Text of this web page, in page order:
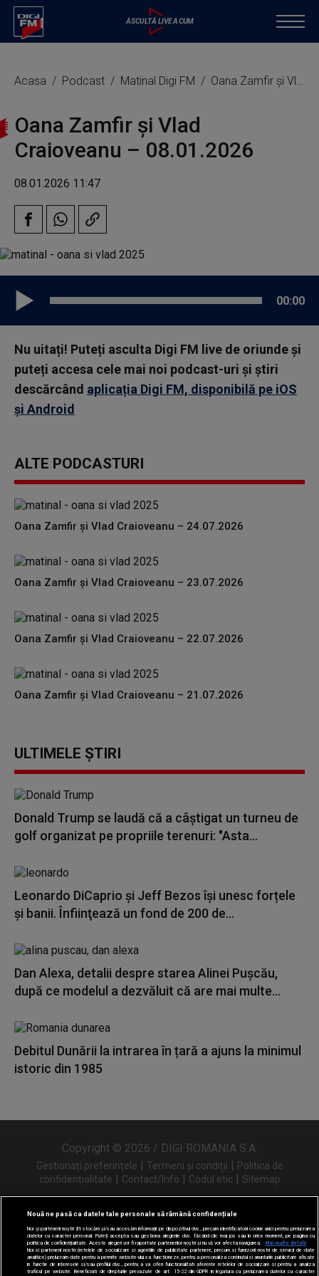
Acasa Podcast Matinal Digi FM Oana Zamfir și Vlad Craioveanu – 08.01.2026
Oana Zamfir și Vlad
Craioveanu – 08.01.2026
08.01.2026 11:47
00:00
Nu uitați! Puteți asculta Digi FM live de oriunde și
puteți accesa cele mai noi podcast-uri și știri
descărcând aplicația Digi FM, disponibilă pe iOS
și Android
ALTE PODCASTURI
Oana Zamfir și Vlad Craioveanu – 24.07.2026
Oana Zamfir și Vlad Craioveanu – 23.07.2026
Oana Zamfir și Vlad Craioveanu – 22.07.2026
Oana Zamfir și Vlad Craioveanu – 21.07.2026
ULTIMELE ȘTIRI
Donald Trump se laudă că a câștigat un turneu de
golf organizat pe propriile terenuri: "Asta...
Leonardo DiCaprio şi Jeff Bezos își unesc forțele
și banii. Înfiinţează un fond de 200 de...
Dan Alexa, detalii despre starea Alinei Pușcău,
după ce modelul a dezvăluit că are mai multe...
Debitul Dunării la intrarea în țară a ajuns la minimul
istoric din 1985
Copyright © 2026 / DIGI ROMANIA S.A.
Gestionați preferințele | Termeni și condiții | Politica de
confidențialitate | Contact/Info | Codul etic | Sitemap
Urmărește-ne și pe
Nouă ne pasă ca datele tale personale să rămână confidențiale
Noi și partenerii noștri31 stocăm și/sau accesăm informații pe dispozitivul dvs., precum identificatorii cookie unici pentru prelucrarea
datelor cu caracter personal. Puteți accepta sau gestiona alegerile dvs. făcând clic mai jos sau în orice moment, pe pagina cu
politica de confidențialitate. Aceste alegeri vor fi raportate partenerilor noștri și nu vă vor afecta navigarea.
Mai multe detalii
Noi si partenerii nostri (retelele de socializare si agentiile de publicitate partenere, precum si furnizorii nostri de servicii de date
analitice) prelucram date pentru a permite website-ului sa functioneze, pentru a personaliza continutul si anunturile publicitare afisate
in functie de interesele si/sau profilul dvs., pentru a va oferi functionalitati aferente retelelor de socializare si pentru a analiza
traficul pe website. Beneficiati de drepturile prevazute de art. 15-22 din GDPR in legatura cu prelucrarea datelor cu caracter